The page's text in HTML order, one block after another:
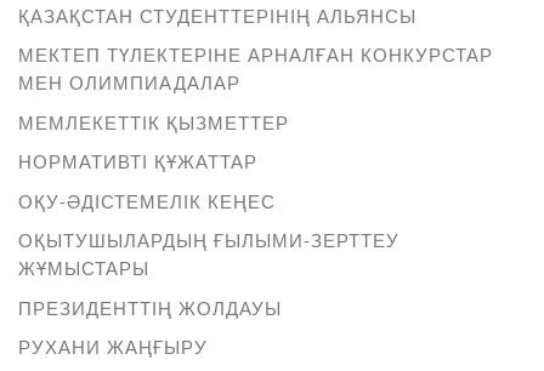
ҚАЗАҚСТАН СТУДЕНТТЕРІНІҢ АЛЬЯНСЫ
МЕКТЕП ТҮЛЕКТЕРІНЕ АРНАЛҒАН КОНКУРСТАР
МЕН ОЛИМПИАДАЛАР
МЕМЛЕКЕТТІК ҚЫЗМЕТТЕР
НОРМАТИВТІ ҚҰЖАТТАР
ОҚУ-ӘДІСТЕМЕЛІК КЕҢЕС
ОҚЫТУШЫЛАРДЫҢ ҒЫЛЫМИ-ЗЕРТТЕУ
ЖҰМЫСТАРЫ
ПРЕЗИДЕНТТІҢ ЖОЛДАУЫ
РУХАНИ ЖАҢҒЫРУ